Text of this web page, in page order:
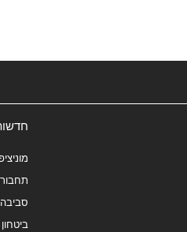
סביבה
ביטחון